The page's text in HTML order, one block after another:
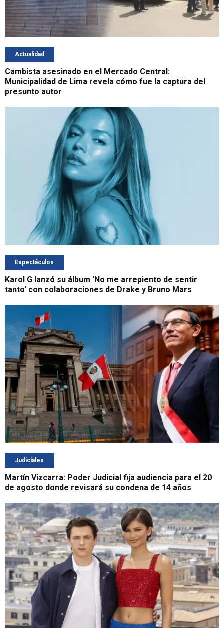
Actualidad
Cambista asesinado en el Mercado Central:
Municipalidad de Lima revela cómo fue la captura del
presunto autor
Espectáculos
Karol G lanzó su álbum 'No me arrepiento de sentir
tanto' con colaboraciones de Drake y Bruno Mars
Judiciales
Martín Vizcarra: Poder Judicial fija audiencia para el 20
de agosto donde revisará su condena de 14 años